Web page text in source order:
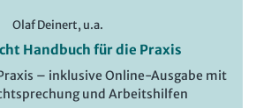
Olaf Deinert, u.a.
Handbuch für die Praxis
– inklusive Online-Ausgabe mit
und Arbeitshilfen